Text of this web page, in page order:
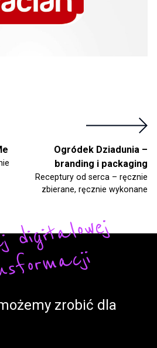
Ogródek Dziadunia –
branding i packaging
Receptury od serca – ręcznie
zbierane, ręcznie wykonane
zrobić dla